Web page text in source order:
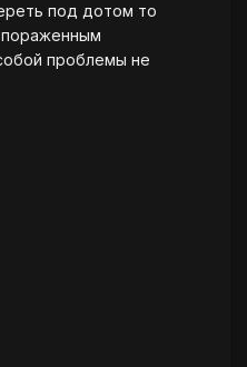
под дотом то
пораженным
проблемы не